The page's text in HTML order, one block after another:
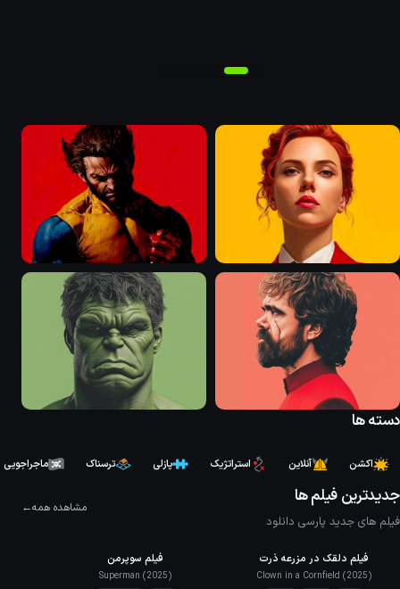
دسته ها
اکشن آنلاین استراتژیک پازلی ترسناک ماجراجویی
جدیدترین فیلم ها
فیلم های جدید پارسی دانلود
مشاهده همه
IMDb5.7
فیلم دلقک در مزرعه ذرت
Clown in a Cornfield (2025)
فیلم سوپرمن
Superman (2025)